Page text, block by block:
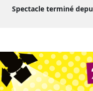
Spectacle terminé